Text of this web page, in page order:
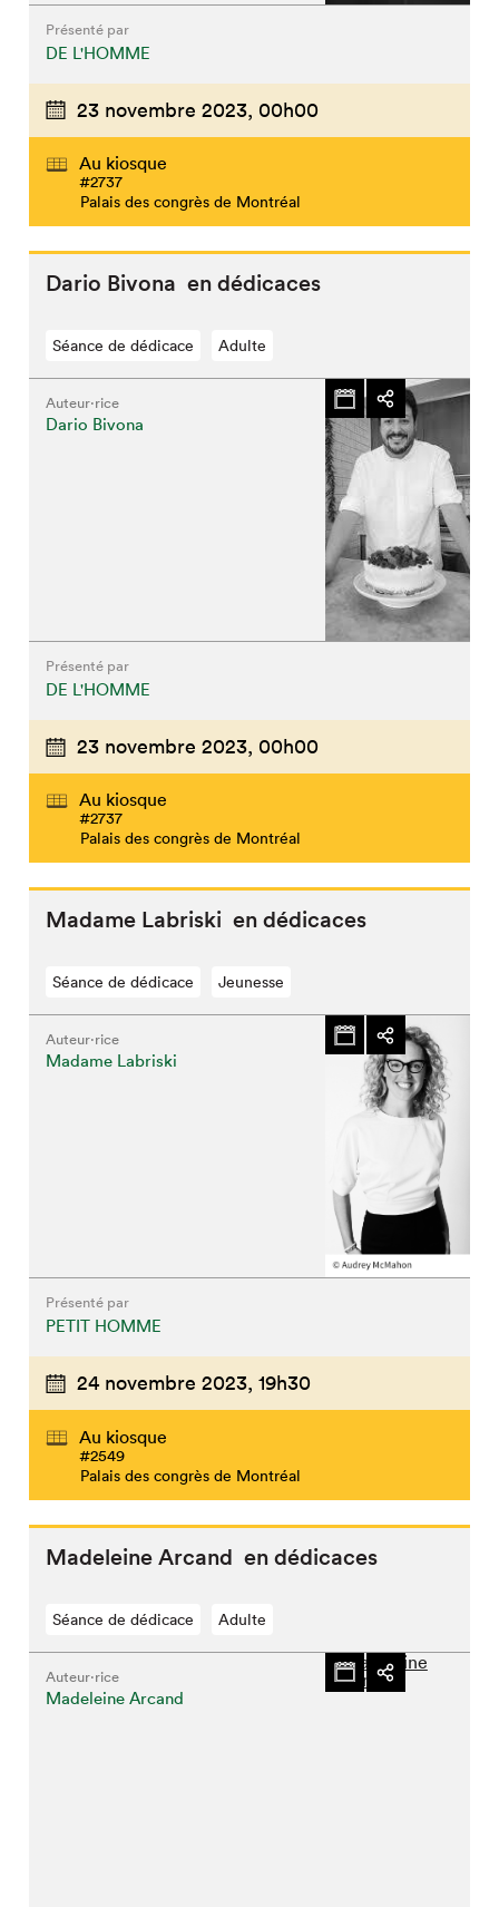
Présenté par
DE L'HOMME
23 novembre 2023, 00h00
Au kiosque
#2737
Palais des congrès de Montréal
Dario Bivona en dédicaces
Séance de dédicace Adulte
Auteur·rice
Dario Bivona
Présenté par
DE L'HOMME
23 novembre 2023, 00h00
Au kiosque
#2737
Palais des congrès de Montréal
Madame Labriski en dédicaces
Séance de dédicace Jeunesse
Auteur·rice
Madame Labriski
Présenté par
PETIT HOMME
24 novembre 2023, 19h30
Au kiosque
#2549
Palais des congrès de Montréal
Madeleine Arcand en dédicaces
Séance de dédicace Adulte
Auteur·rice
Madeleine Arcand